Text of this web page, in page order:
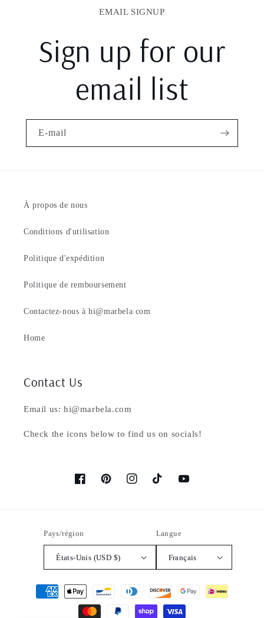
EMAIL SIGNUP
Sign up for our
email list
E-mail
À propos de nous
Conditions d'utilisation
Politique d'expédition
Politique de remboursement
Contactez-nous à hi@marbela.com
Home
Contact Us
Email us: hi@marbela.com
Check the icons below to find us on socials!
FacebookPinterestInstagramTikTok YouTube
Pays/région
États-Unis (USD $)
Langue
Français
Moyens